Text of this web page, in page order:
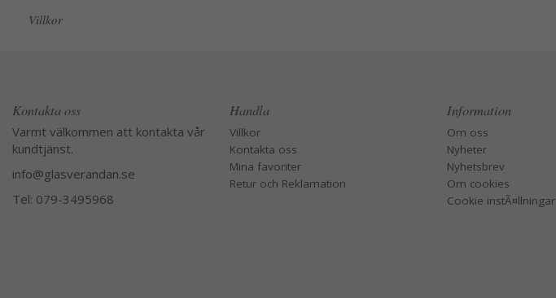
Villkor
Kontakta oss
Varmt välkommen att kontakta vår
kundtjänst.
info@glasverandan.se
Tel: 079-3495968
Handla
Villkor
Kontakta oss
Mina favoriter
Retur och Reklamation
Information
Om oss
Nyheter
Nyhetsbrev
Om cookies
Cookie instÃ¤llningar